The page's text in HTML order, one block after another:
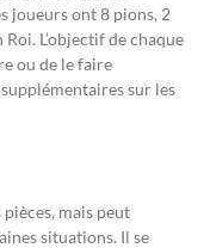
joueurs ont 8 pions, 2
L’objectif de chaque
ou de le faire
sur les
mais peut
situations. Il se